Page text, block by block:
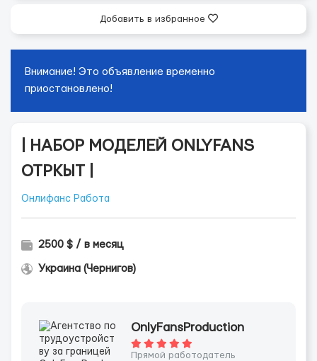
Добавить в избранное
Внимание! Это объявление временно
приостановлено!
| НАБОР МОДЕЛЕЙ ONLYFANS
ОТРКЫТ |
Онлифанс Работа
2500 $ / в месяц
Украина (Чернигов)
OnlyFansProduction
Прямой работодатель